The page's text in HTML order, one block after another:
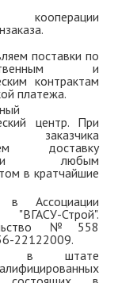
кооперации
поставки по
и
контрактам
платежа.
центр. При
заказчика
доставку
любым
в кратчайшие
в Ассоциации
Строй".
№558
22122009.
в штате